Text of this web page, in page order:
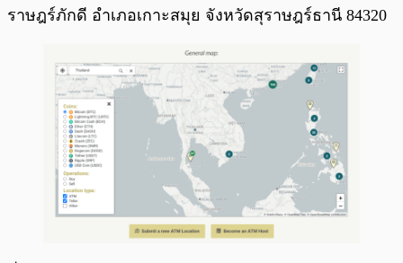
ราษฎร์ภักดี อำเภอเกาะสมุย จังหวัดสุราษฎร์ธานี 84320